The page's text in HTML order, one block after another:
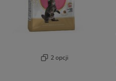
2 opcji